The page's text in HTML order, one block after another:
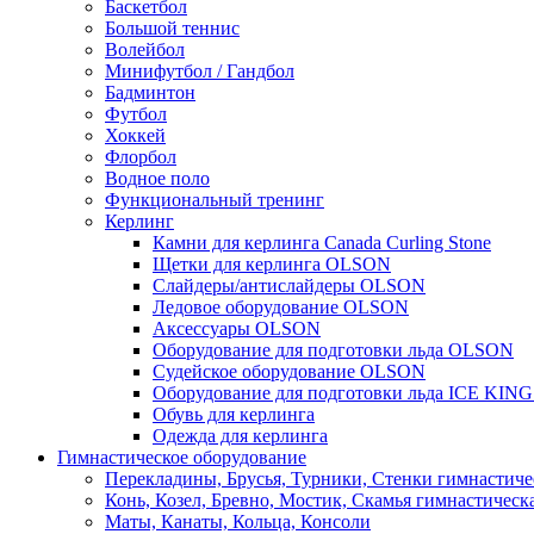
Баскетбол
Большой теннис
Волейбол
Минифутбол / Гандбол
Бадминтон
Футбол
Хоккей
Флорбол
Водное поло
Функциональный тренинг
Керлинг
Камни для керлинга Canada Curling Stone
Щетки для керлинга OLSON
Слайдеры/антислайдеры OLSON
Ледовое оборудование OLSON
Аксессуары OLSON
Оборудование для подготовки льда OLSON
Судейское оборудование OLSON
Оборудование для подготовки льда ICE
Обувь для керлинга
Одежда для керлинга
Гимнастическое оборудование
Перекладины, Брусья, Турники, Стенки
Конь, Козел, Бревно, Мостик, Скамья
Маты, Канаты, Кольца, Консоли